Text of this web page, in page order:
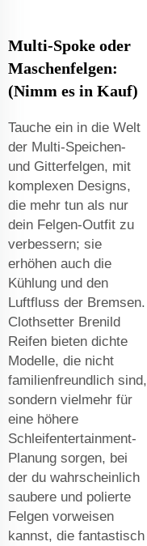
Multi-Spoke oder
Maschenfelgen:
(Nimm es in Kauf)
Tauche ein in die Welt
der Multi-Speichen-
und Gitterfelgen, mit
komplexen Designs,
die mehr tun als nur
dein Felgen-Outfit zu
verbessern; sie
erhöhen auch die
Kühlung und den
Luftfluss der Bremsen.
Clothsetter Brenild
Reifen bieten dichte
Modelle, die nicht
familienfreundlich sind,
sondern vielmehr für
eine höhere
Schleifentertainment-
Planung sorgen, bei
der du wahrscheinlich
saubere und polierte
Felgen vorweisen
kannst, die fantastisch